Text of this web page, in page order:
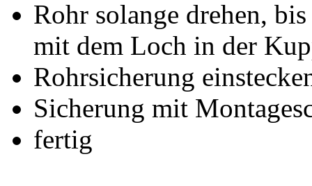
Rohr solange drehen,
mit dem Loch in der
Rohrsicherung
Sicherung mit
fertig